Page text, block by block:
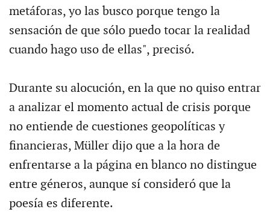
metáforas, yo las busco porque tengo la
sensación de que sólo puedo tocar la realidad
cuando hago uso de ellas", precisó.
Durante su alocución, en la que no quiso entrar
a analizar el momento actual de crisis porque
no entiende de cuestiones geopolíticas y
financieras, Müller dijo que a la hora de
enfrentarse a la página en blanco no distingue
entre géneros, aunque sí consideró que la
poesía es diferente.